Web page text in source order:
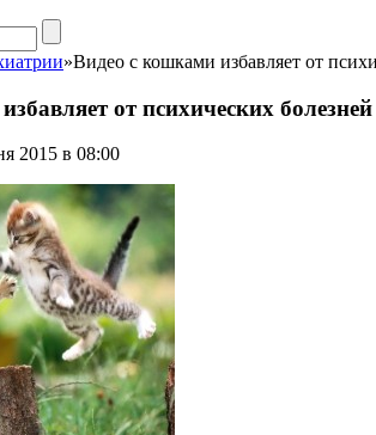
»Видео с кошками избавляет от
от психических болезней
2015 в 08:00